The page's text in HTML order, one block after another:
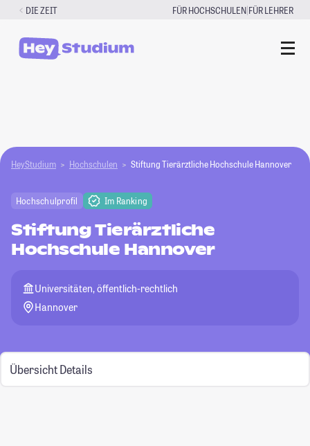
Zum
springen
DIE ZEIT FÜR HOCHSCHULEN|FÜR LEHRER
HeyStudium Hochschulen Stiftung Tierärztliche Hochschule Hannover
Hochschulprofil Im Ranking
Stiftung Tierärztliche
Hochschule Hannover
Universitäten, öffentlich-rechtlich
Hannover
Übersicht Details